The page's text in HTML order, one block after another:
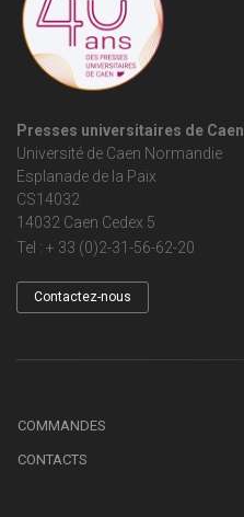
Presses universitaires de Caen
Université de Caen Normandie
Esplanade de la Paix
CS14032
14032 Caen Cedex 5
Tel : + 33 (0)2-31-56-62-20
Contactez-nous
COMMANDES
CONTACTS